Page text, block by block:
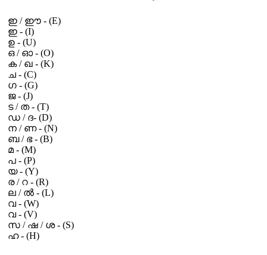
ഇ / ഈ - (E)
ഇ - (I)
ഉ - (U)
ഒ / ഓ - (O)
ക / ഖ - (K)
ച - (C)
ഗ - (G)
ജ - (J)
ട / ത - (T)
ഡ / ദ- (D)
ന / ണ - (N)
ബ / ഭ - (B)
മ - (M)
പ - (P)
യ - (Y)
ര / റ - (R)
ല / ൽ - (L)
വ - (W)
വ - (V)
സ / ഷ / ശ - (S)
ഹ - (H)